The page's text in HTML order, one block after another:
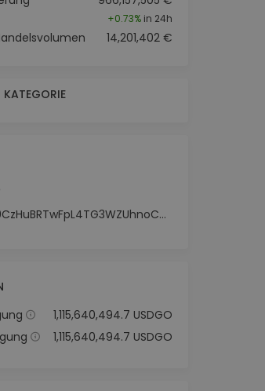
+0.73%in 24h
14,201,402 €
KATEGORIE
72puLt71H93Z9CzHuBRTwFpL4TG3WZUhnoCC7p8gxigu
1,115,640,494.7 USDGO
1,115,640,494.7 USDGO